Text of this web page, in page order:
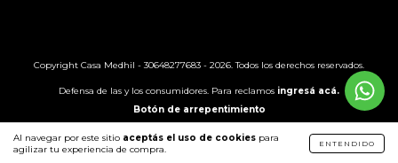
Al navegar por este sitio aceptás el uso de cookies para
agilizar tu experiencia de compra.
ENTENDIDO
Copyright Casa Medhil - 30648277683 - 2026. Todos los derechos reservados.
Defensa de las y los consumidores. Para reclamos ingresá acá.
Botón de arrepentimiento